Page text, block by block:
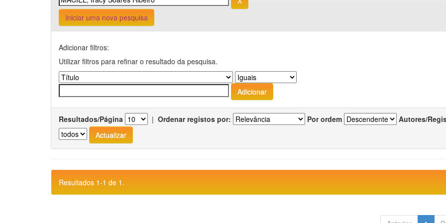
Iniciar uma nova pesquisa
Adicionar filtros:
Utilizar filtros para refinar o resultado da pesquisa.
Resultados/Página | Ordenar registos por: Por ordem Autores/
Resultados 1-1 de 1.